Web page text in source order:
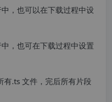
，也可以在下载过程中设
，也可在下载过程中设置
有.ts 文件，完后所有片段